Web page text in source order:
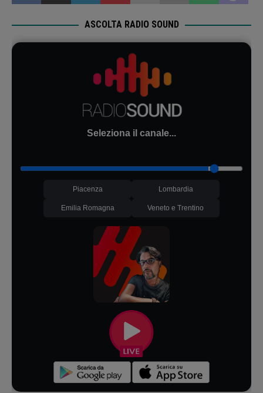
ASCOLTA RADIO SOUND
Seleziona il canale...
Piacenza Lombardia
Emilia Romagna Veneto e Trentino